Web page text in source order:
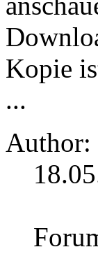
Kopie
...
Author: